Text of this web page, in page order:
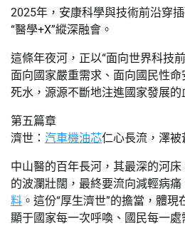
2025年，安康科學與技術前沿穿
“醫學+X”縱深融會。
這條年夜河，正以“面向世界科技
面向國家嚴重需求、面向國民性
死水，源源不斷地注進國家發展的
第五篇章
濟世： 汽車機油芯仁心長流，澤被
中山醫的百年長河，其最深的河床
的波瀾壯闊，最終要流向減輕病
料 。這份“厚生濟世”的擔當，體
顯于國家每一次呼喚、國民每一處